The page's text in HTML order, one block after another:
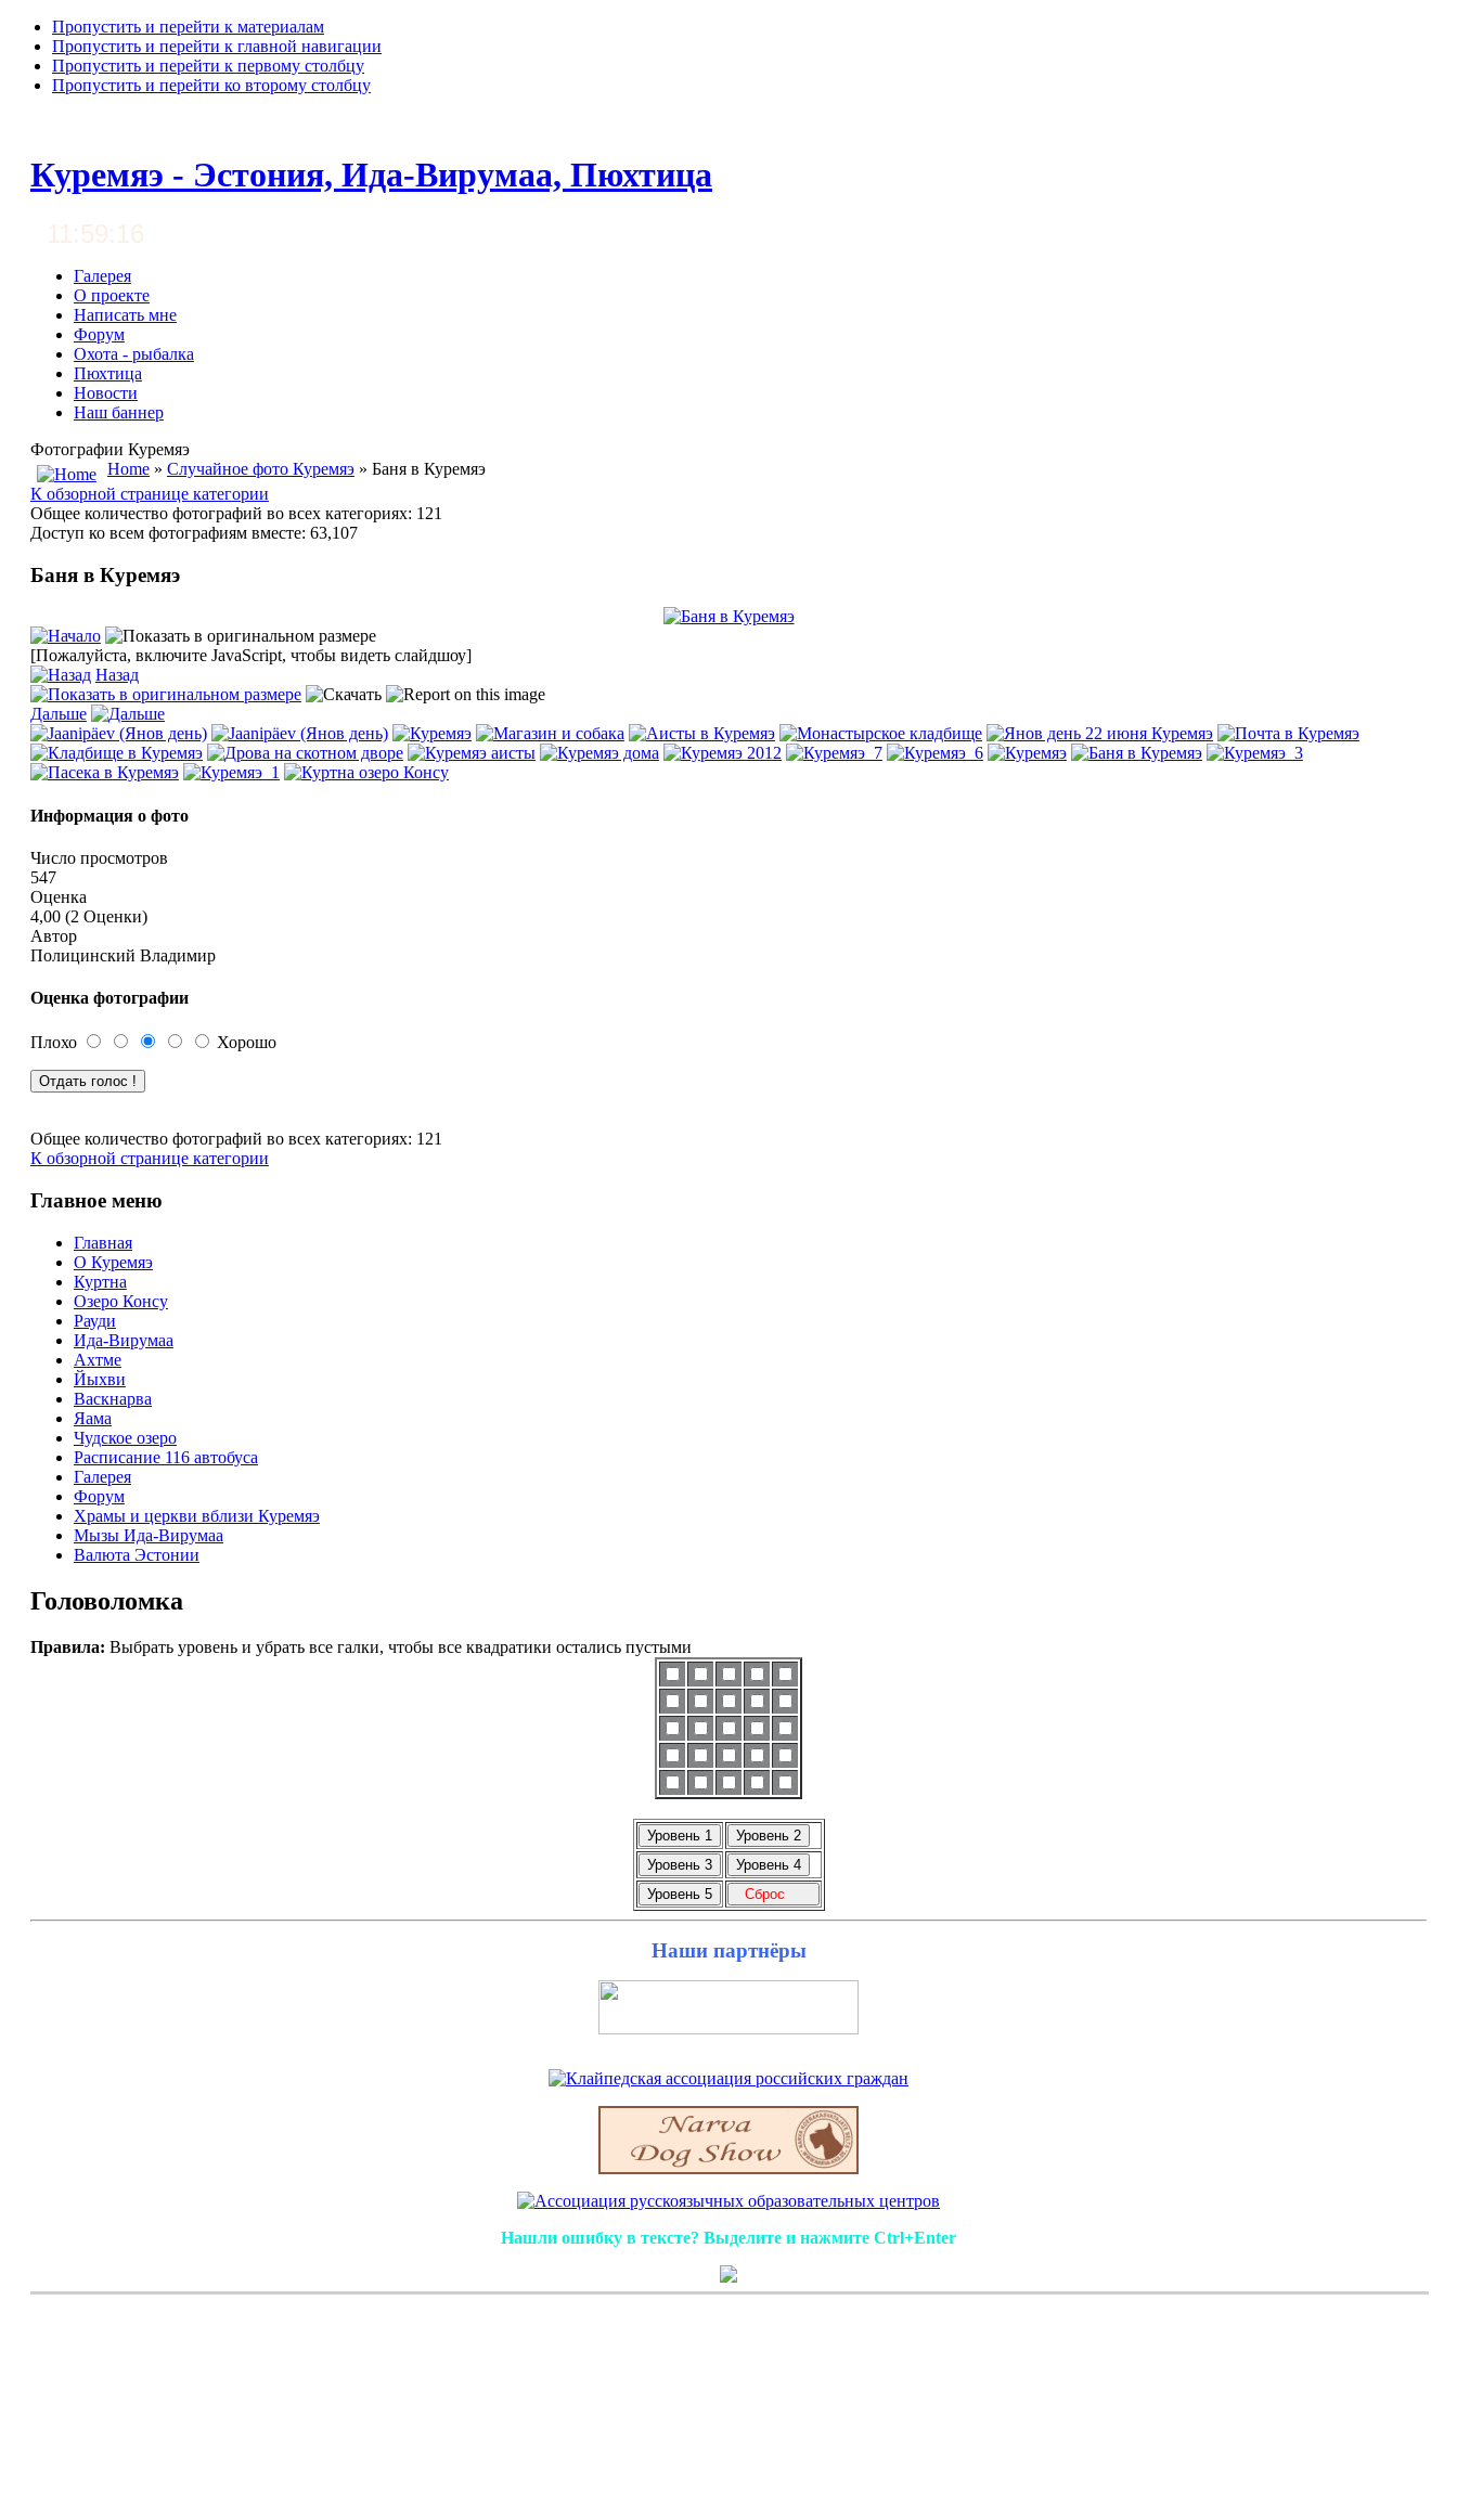
Пропустить и перейти к материалам
Пропустить и перейти к главной навигации
Пропустить и перейти к первому столбцу
Пропустить и перейти ко второму столбцу
Куремяэ - Эстония, Ида-Вирумаа, Пюхтица
11:59:17
Галерея
О проекте
Написать мне
Форум
Охота - рыбалка
Пюхтица
Новости
Наш баннер
Фотографии Куремяэ
Home» Случайное фото Куремяэ» Баня в Куремяэ
К обзорной странице категории
Общее количество фотографий во всех категориях: 121
Доступ ко всем фотографиям вместе: 63,107
Баня в Куремяэ
[Пожалуйста, включите JavaScript, чтобы видеть слайдшоу]
Назад
Дальше
Информация о фото
Число просмотров
547
Оценка
4,00 (2 Оценки)
Автор
Полицинский Владимир
Оценка фотографии
Плохо Хорошо
Общее количество фотографий во всех категориях: 121
К обзорной странице категории
Главное меню
Главная
О Куремяэ
Куртна
Озеро Консу
Рауди
Ида-Вирумаа
Ахтме
Йыхви
Васкнарва
Яама
Чудское озеро
Расписание 116 автобуса
Галерея
Форум
Храмы и церкви вблизи Куремяэ
Мызы Ида-Вирумаа
Валюта Эстонии
Головоломка
Правила: Выбрать уровень и убрать все галки, чтобы все квадратики остались пустыми
Наши партнёры
Нашли ошибку в тексте? Выделите и нажмите Ctrl+Enter